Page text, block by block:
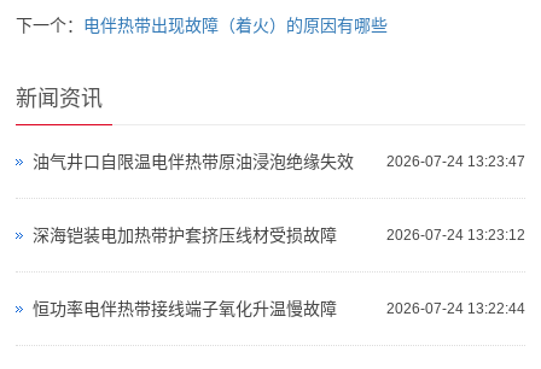
下一个： 电伴热带出现故障（着火）的原因有哪些
新闻资讯
2026-07-24 13:23:47
油气井口自限温电伴热带原油浸泡绝缘失效
2026-07-24 13:23:12
深海铠装电加热带护套挤压线材受损故障
2026-07-24 13:22:44
恒功率电伴热带接线端子氧化升温慢故障